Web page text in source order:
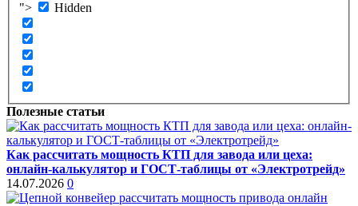
"> Hidden
Полезные статьи
Как рассчитать мощность КТП для завода или цеха:
онлайн-калькулятор и ГОСТ-таблицы от «Электротрейд»
14.07.2026 0